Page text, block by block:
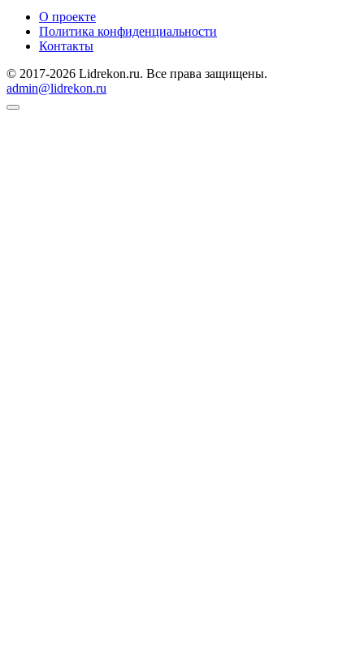
О проекте
Политика конфиденциальности
Контакты
© 2017-2026 Lidrekon.ru. Все права защищены.
admin@lidrekon.ru